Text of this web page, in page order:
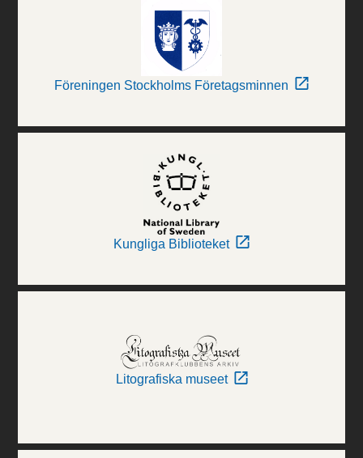
Föreningen Stockholms Företagsminnen
Kungliga Biblioteket
Litografiska museet